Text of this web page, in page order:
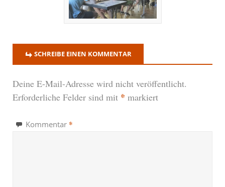
SCHREIBE EINEN KOMMENTAR
Deine E-Mail-Adresse wird nicht veröffentlicht.
Erforderliche Felder sind mit * markiert
Kommentar *